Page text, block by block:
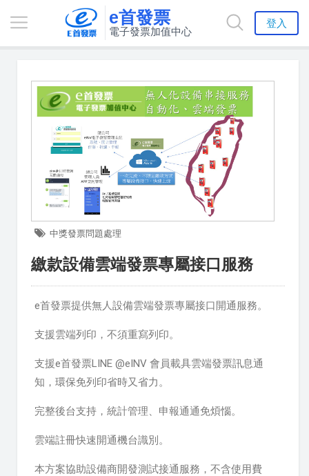
e首發票
電子發票加值中心
登入
中獎發票問題處理
繳款設備雲端發票專屬接口服務
e首發票提供無人設備雲端發票專屬接口開通服務。
支援雲端列印，不須重寫列印。
支援e首發票LINE @eINV 會員載具雲端發票訊息通
知，環保免列印省時又省力。
完整後台支持，統計管理、申報通通免煩惱。
雲端註冊快速開通機台識別。
本方案協助設備商開發測試接通服務，不含使用費